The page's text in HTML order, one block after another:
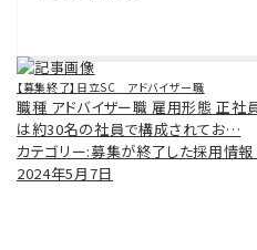
投
稿
ナ
ビ
ゲ
ー
シ
【募集終了】日立SC アドバイザー職
職種 アドバイザー職 雇用形態 正社
は約30名の社員で構成されてお…
カテゴリー:募集が終了した採用情
2024年5月7日